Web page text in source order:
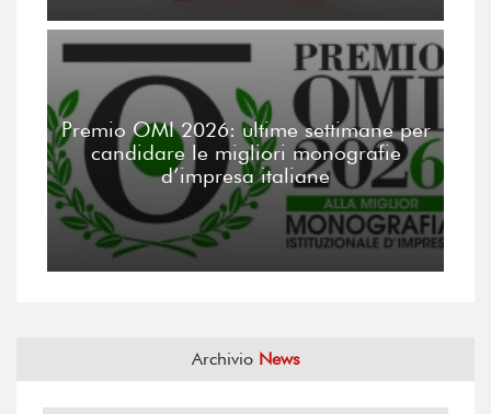
Premio OMI 2026: ultime settimane per
candidare le migliori monografie
d’impresa italiane
Archivio News